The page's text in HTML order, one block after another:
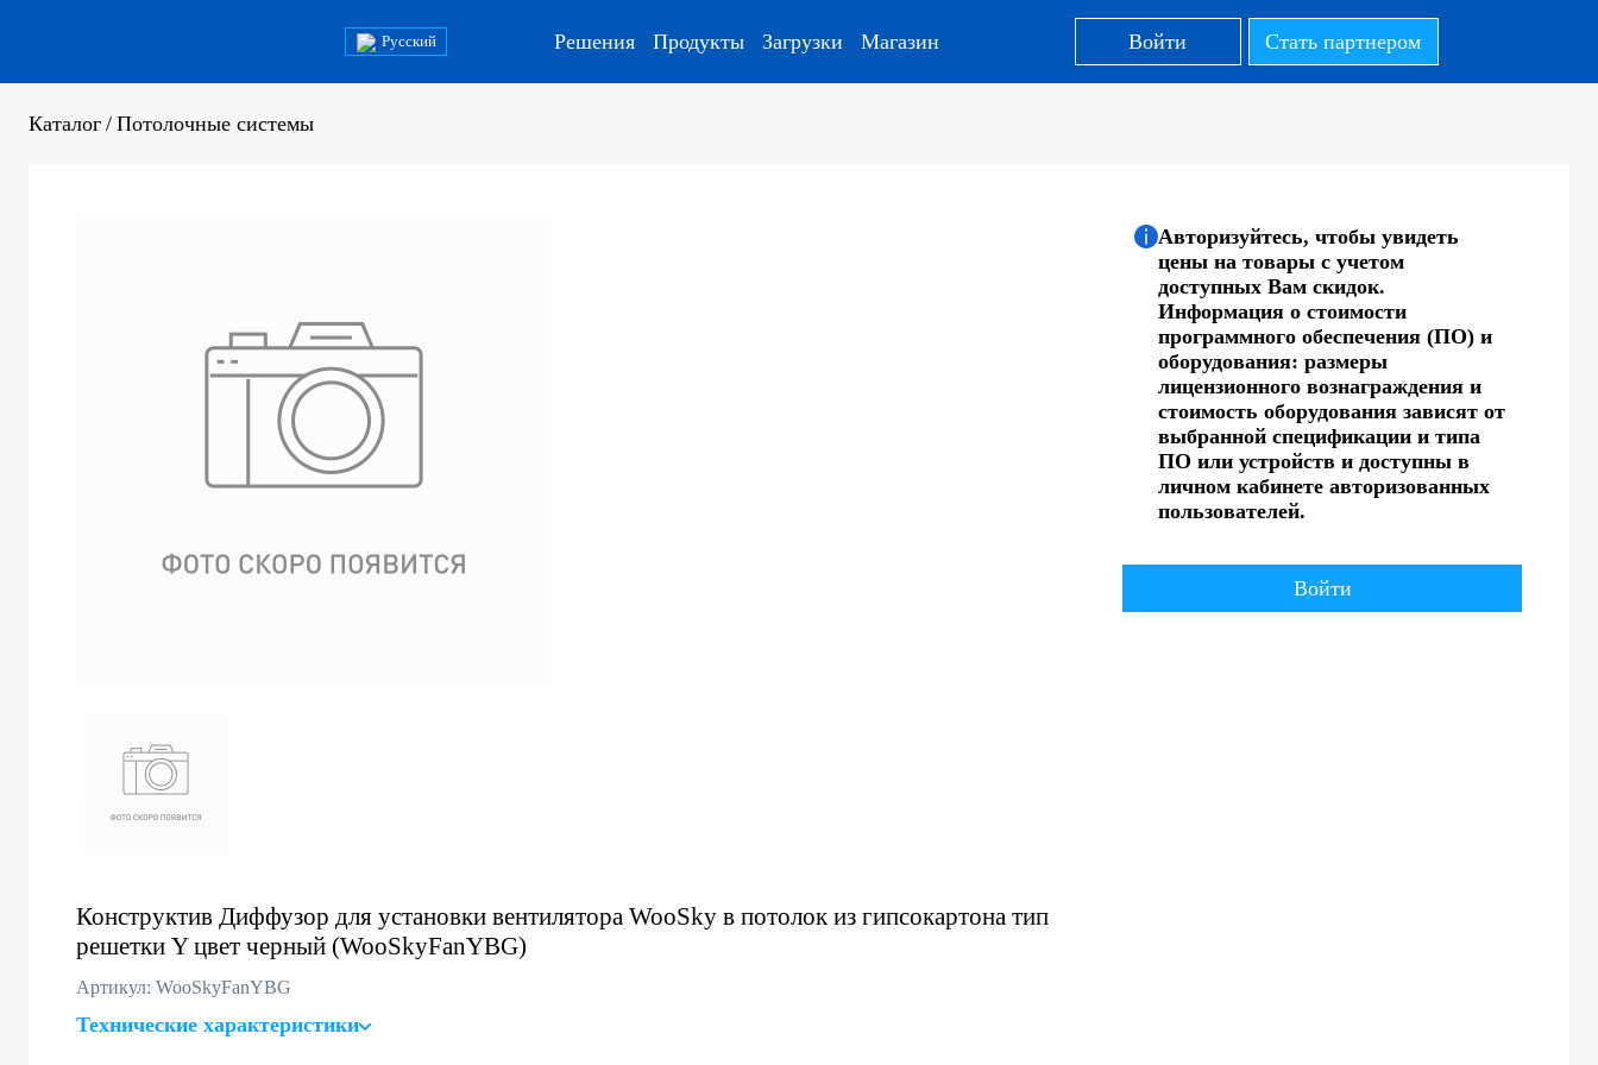
Русский Решения Продукты Загрузки Магазин Войти Стать партнером
Каталог / Потолочные системы
Конструктив Диффузор для установки вентилятора WooSky в потолок из гипсокартона тип
решетки Y цвет черный (WooSkyFanYBG)
Артикул: WooSkyFanYBG
Технические характеристики
Авторизуйтесь, чтобы увидеть
цены на товары с учетом
доступных Вам скидок.
Информация о стоимости
программного обеспечения (ПО) и
оборудования: размеры
лицензионного вознаграждения и
стоимость оборудования зависят от
выбранной спецификации и типа
ПО или устройств и доступны в
личном кабинете авторизованных
пользователей.
Войти